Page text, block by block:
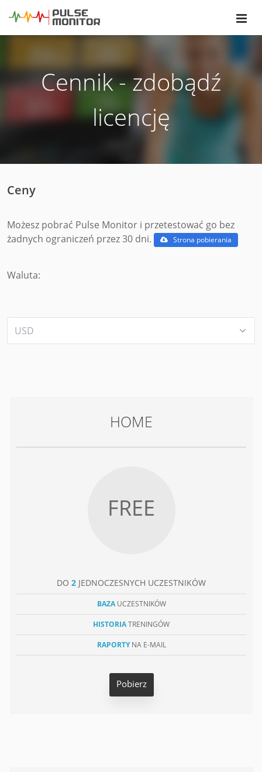
Cennik - zdobądź
licencję
Ceny
Możesz pobrać Pulse Monitor i przetestować go bez
żadnych ograniczeń przez 30 dni.
Strona pobierania
Waluta:
HOME
FREE
DO 2 JEDNOCZESNYCH UCZESTNIKÓW
BAZAUCZESTNIKÓW
HISTORIATRENINGÓW
RAPORTYNA E-MAIL
Pobierz